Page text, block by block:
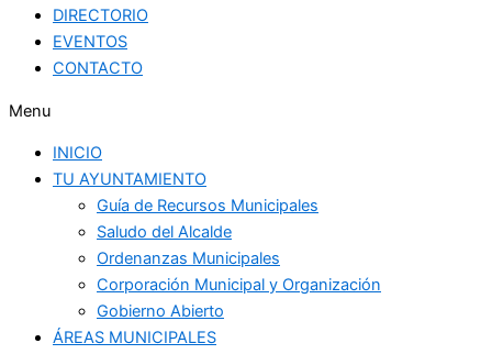
DIRECTORIO
EVENTOS
CONTACTO
Menu
INICIO
TU AYUNTAMIENTO
Guía de Recursos Municipales
Saludo del Alcalde
Ordenanzas Municipales
Corporación Municipal y Organización
Gobierno Abierto
ÁREAS MUNICIPALES